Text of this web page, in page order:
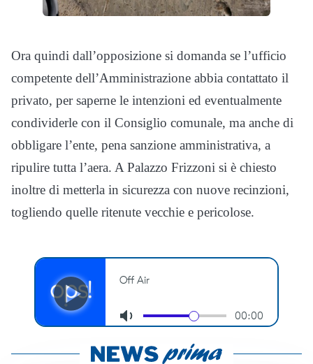
Ora quindi dall’opposizione si domanda se l’ufficio
competente dell’Amministrazione abbia contattato il
privato, per saperne le intenzioni ed eventualmente
condividerle con il Consiglio comunale, ma anche di
obbligare l’ente, pena sanzione amministrativa, a
ripulire tutta l’aera. A Palazzo Frizzoni si è chiesto
inoltre di metterla in sicurezza con nuove recinzioni,
togliendo quelle ritenute vecchie e pericolose.